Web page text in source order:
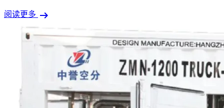
阅读更多 arrow_right_alt